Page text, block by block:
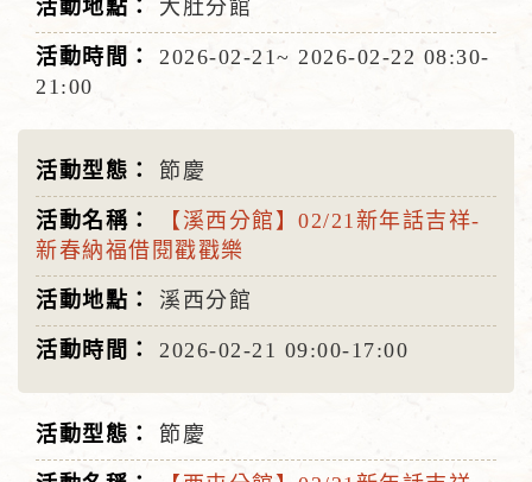
大肚分館
2026-02-21~ 2026-02-22 08:30-
21:00
節慶
【溪西分館】02/21新年話吉祥-
新春納福借閱戳戳樂
溪西分館
2026-02-21 09:00-17:00
節慶